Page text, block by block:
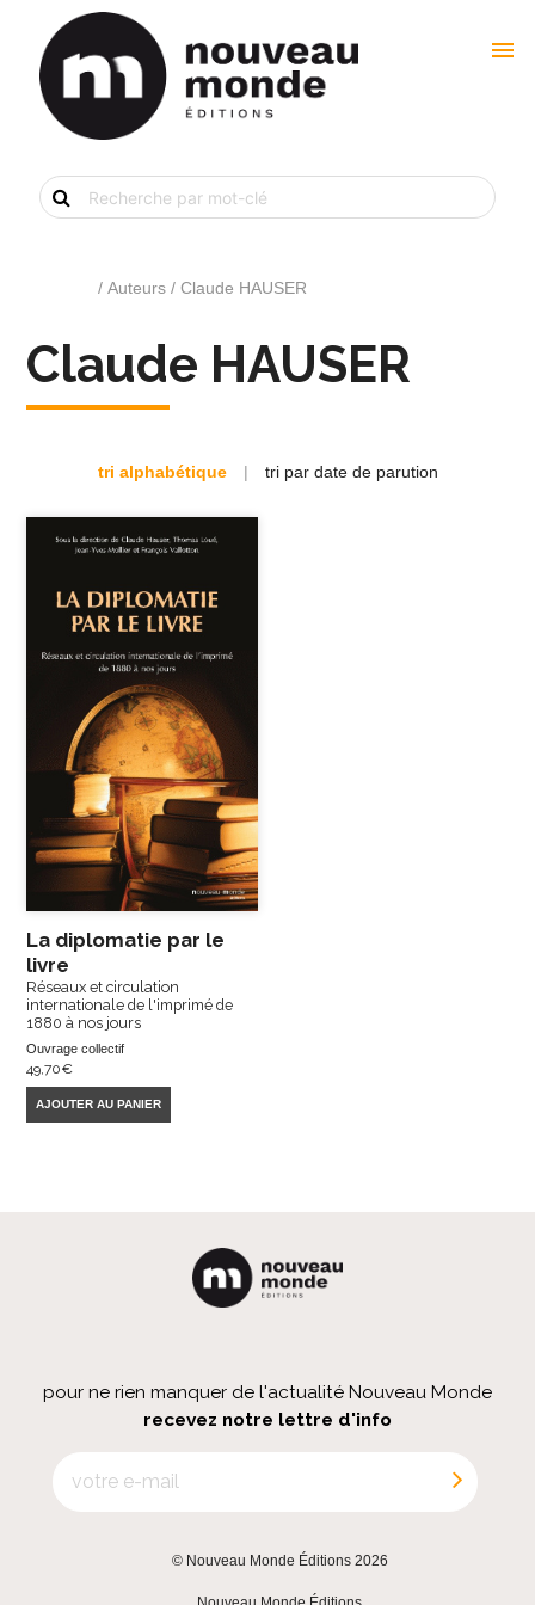
menu
Recherche
de
livre
/ Auteurs / Claude HAUSER
Claude HAUSER
tri alphabétique | tri par date de parution
La diplomatie par le
livre
Réseaux et circulation
internationale de l'imprimé de
1880 à nos jours
Ouvrage collectif
49,70€
AJOUTER AU PANIER
pour ne rien manquer de l'actualité Nouveau Monde
recevez notre lettre d'info
© Nouveau Monde Éditions 2026